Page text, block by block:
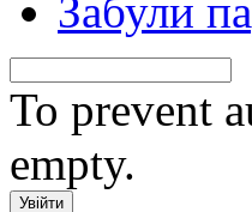
Забули
To prevent
empty.